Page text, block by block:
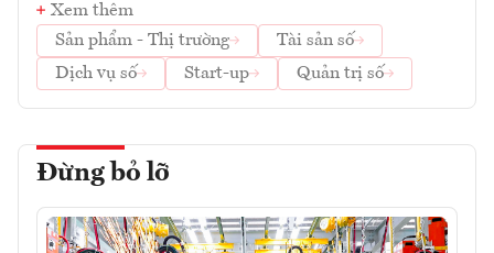
Xem thêm
Sản phẩm - Thị trường
Tài sản số
Dịch vụ số
Start-up Quản trị số
Đừng bỏ lỡ